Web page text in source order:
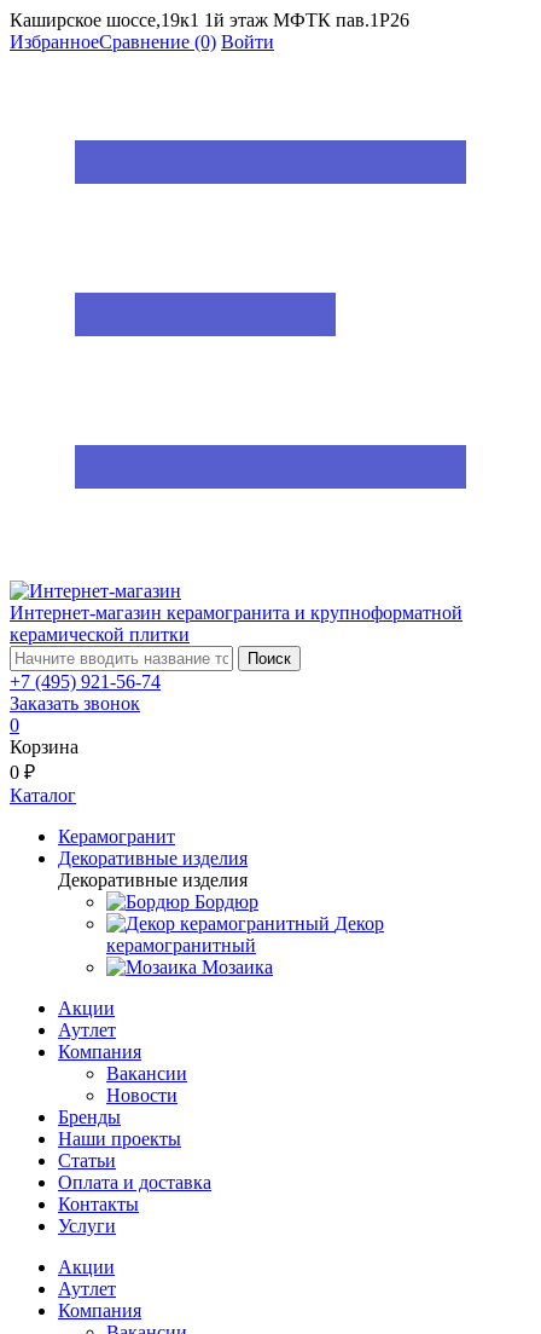
Каширское шоссе,19к1 1й этаж МФТК пав.1Р26
ИзбранноеСравнение (0) Войти
Интернет-магазин керамогранита и крупноформатной
керамической плитки
Поиск
+7 (495) 921-56-74
Заказать звонок
0
Корзина
0 ₽
Каталог
Керамогранит
Декоративные изделия
Декоративные изделия
Бордюр
Декор
керамогранитный
Мозаика
Акции
Аутлет
Компания
Вакансии
Новости
Бренды
Наши проекты
Статьи
Оплата и доставка
Контакты
Услуги
Акции
Аутлет
Компания